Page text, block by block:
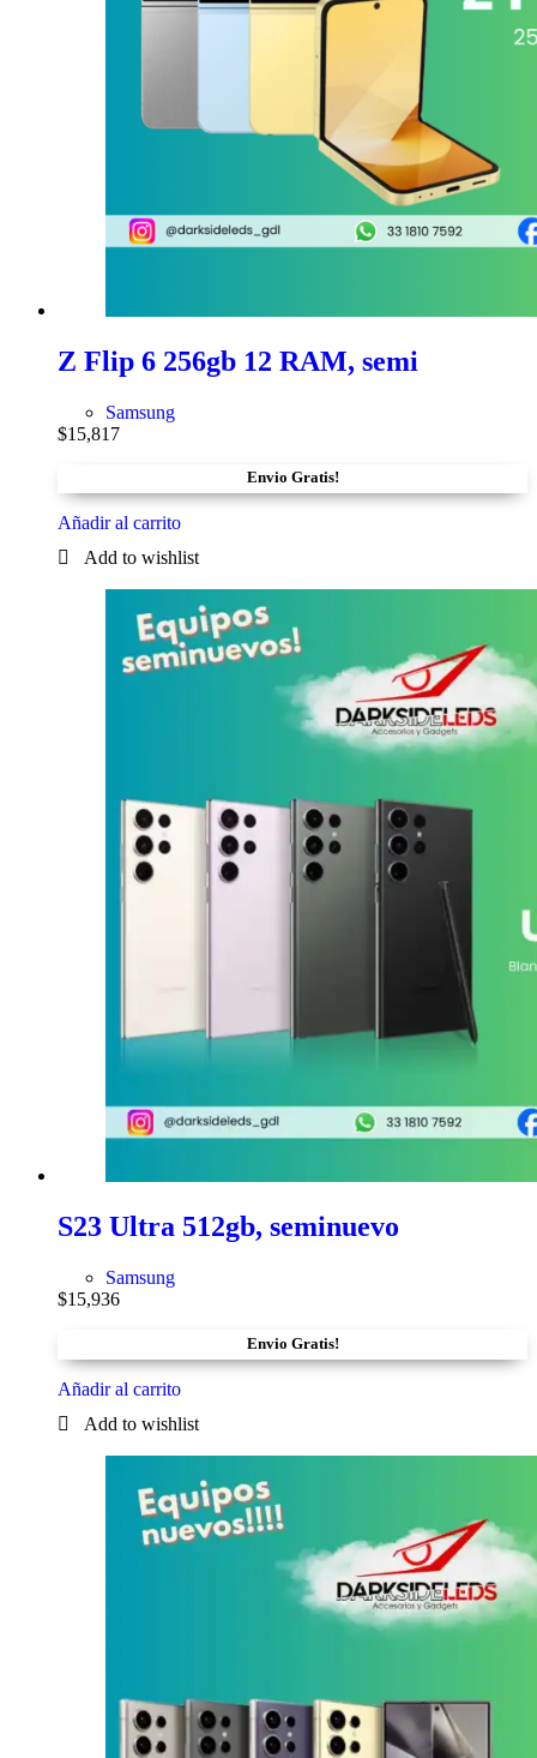
Z Flip 6 256gb 12 RAM, semi
Samsung
$15,817
Envio Gratis!
Añadir al carrito
S23 Ultra 512gb, seminuevo
Samsung
$15,936
Envio Gratis!
Añadir al carrito